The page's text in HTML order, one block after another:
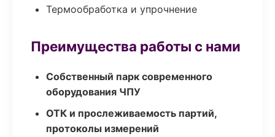
Термообработка и упрочнение
Преимущества работы с нами
Собственный парк современного
оборудования ЧПУ
ОТК и прослеживаемость партий,
протоколы измерений